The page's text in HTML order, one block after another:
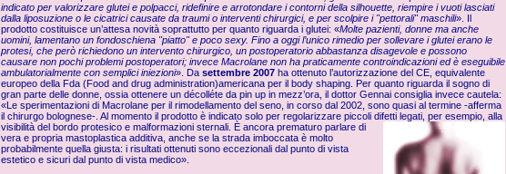
indicato per valorizzare glutei e polpacci, ridefinire e arrotondare i contorni della silhouette, riempire i vuoti lasciati
dalla liposuzione o le cicatrici causate da traumi o interventi chirurgici, e per scolpire i "pettorali" maschili». Il
prodotto costituisce un’attesa novità soprattutto per quanto riguarda i glutei: «Molte pazienti, donne ma anche
uomini, lamentano un fondoschiena "piatto" e poco sexy. Fino a oggi l’unico rimedio per sollevare i glutei erano le
protesi, che però richiedono un intervento chirurgico, un postoperatorio abbastanza disagevole e possono
causare non pochi problemi postoperatori; invece Macrolane non ha praticamente controindicazioni ed è eseguibile
ambulatorialmente con semplici iniezioni». Da settembre 2007 ha ottenuto l’autorizzazione del CE, equivalente
europeo della Fda (Food and drug administration)americana per il body shaping. Per quanto riguarda il sogno di
gran parte delle donne, ossia ottenere un décolléte da pin up in mezz’ora, il dottor Gennai consiglia invece cautela:
«Le sperimentazioni di Macrolane per il rimodellamento del seno, in corso dal 2002, sono quasi al termine -afferma
il chirurgo bolognese-. Al momento il prodotto è indicato solo per regolarizzare piccoli difetti legati, per esempio, alla
visibilità del bordo protesico e malformazioni sternali. È ancora prematuro parlare di
vera e propria mastoplastica additiva, anche se la strada imboccata è molto
probabilmente quella giusta: i risultati ottenuti sono eccezionali dal punto di vista
estetico e sicuri dal punto di vista medico».